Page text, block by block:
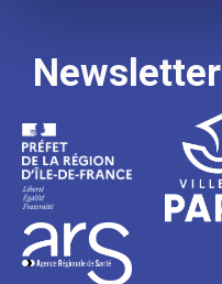
Newsletter